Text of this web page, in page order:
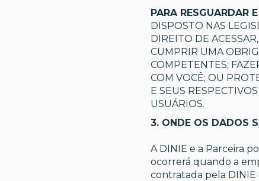
PARA RESGUARDAR
DISPOSTO NAS
DIREITO DE
CUMPRIR UMA
COMPETENTES;
COM VOCÊ; OU
E SEUS
USUÁRIOS.
3. ONDE OS DADOS
A DINIE e a Parceira
ocorrerá quando a
contratada pela DINIE